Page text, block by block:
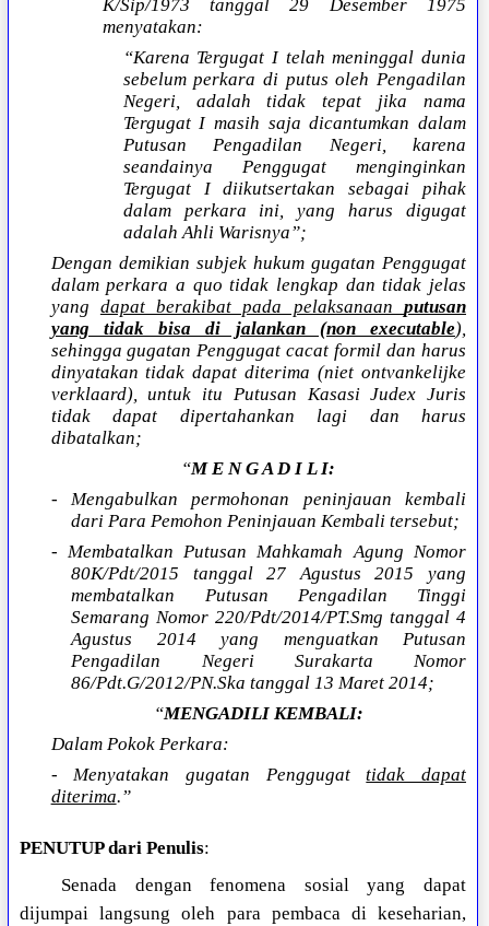
K/Sip/1973 tanggal 29 Desember 1975
menyatakan:
“Karena Tergugat I telah meninggal dunia
sebelum perkara di putus oleh Pengadilan
Negeri, adalah tidak tepat jika nama
Tergugat I masih saja dicantumkan dalam
Putusan Pengadilan Negeri, karena
seandainya Penggugat menginginkan
Tergugat I diikutsertakan sebagai pihak
dalam perkara ini, yang harus digugat
adalah Ahli Warisnya”;
Dengan demikian subjek hukum gugatan Penggugat
dalam perkara a quo tidak lengkap dan tidak jelas
yang dapat berakibat pada pelaksanaanputusan
yang tidak bisa di jalankan (non executable),
sehingga gugatan Penggugat cacat formil dan harus
dinyatakan tidak dapat diterima (niet ontvankelijke
verklaard), untuk itu Putusan Kasasi Judex Juris
tidak dapat dipertahankan lagi dan harus
dibatalkan;
“M E N G A D I L I:
- Mengabulkan permohonan peninjauan kembali
dari Para Pemohon Peninjauan Kembali tersebut;
- Membatalkan Putusan Mahkamah Agung Nomor
80K/Pdt/2015 tanggal 27 Agustus 2015 yang
membatalkan Putusan Pengadilan Tinggi
Semarang Nomor 220/Pdt/2014/PT.Smg tanggal 4
Agustus 2014 yang menguatkan Putusan
Pengadilan Negeri Surakarta Nomor
86/Pdt.G/2012/PN.Ska tanggal 13 Maret 2014;
“MENGADILI KEMBALI:
Dalam Pokok Perkara:
- Menyatakan gugatan Penggugattidak dapat
diterima.”
PENUTUP dari Penulis:
Senada dengan fenomena sosial yang dapat
dijumpai langsung oleh para pembaca di keseharian,